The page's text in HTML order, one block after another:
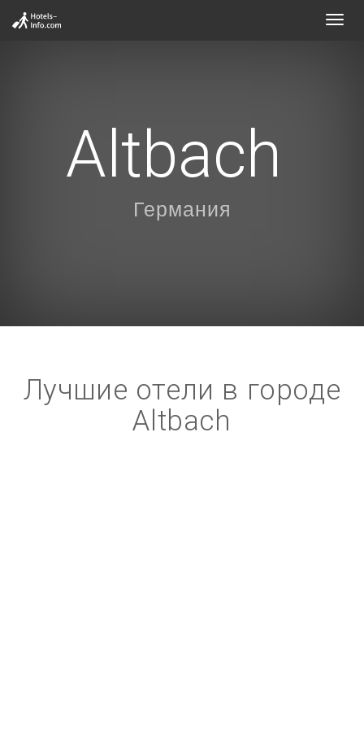
Altbach
Германия
Лучшие отели в городе
Altbach